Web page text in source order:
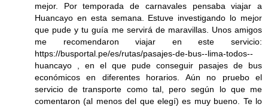
mejor. Por temporada de carnavales pensaba viajar a
Huancayo en esta semana. Estuve investigando lo mejor
que pude y tu guía me servirá de maravillas. Unos amigos
me recomendaron viajar en este servicio:
https://busportal.pe/es/rutas/pasajes-de-bus--lima-todos--
huancayo , en el que pude conseguir pasajes de bus
económicos en diferentes horarios. Aún no pruebo el
servicio de transporte como tal, pero según lo que me
comentaron (al menos del que elegí) es muy bueno. Te lo